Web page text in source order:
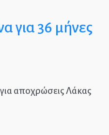
για 36 μήνες
αποχρώσεις Λάκας